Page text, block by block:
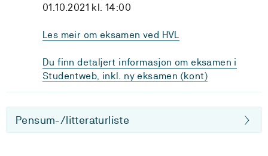
01.10.2021 kl. 14:00
Les meir om eksamen ved HVL
Du finn detaljert informasjon om eksamen i
Studentweb, inkl. ny eksamen (kont)
Pensum-/litteraturliste